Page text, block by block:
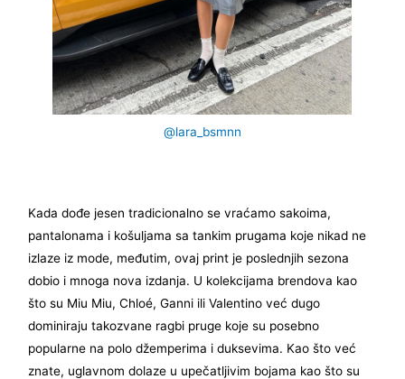
@lara_bsmnn
Kada dođe jesen tradicionalno se vraćamo sakoima,
pantalonama i košuljama sa tankim prugama koje nikad ne
izlaze iz mode, međutim, ovaj print je poslednjih sezona
dobio i mnoga nova izdanja. U kolekcijama brendova kao
što su Miu Miu, Chloé, Ganni ili Valentino već dugo
dominiraju takozvane ragbi pruge koje su posebno
popularne na polo džemperima i duksevima. Kao što već
znate, uglavnom dolaze u upečatljivim bojama kao što su